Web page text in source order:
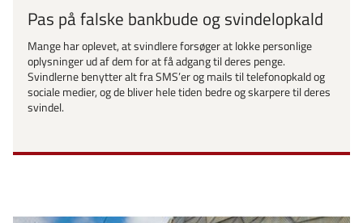
Pas på falske bankbude og svindelopkald
Mange har oplevet, at svindlere forsøger at lokke personlige
oplysninger ud af dem for at få adgang til deres penge.
Svindlerne benytter alt fra SMS’er og mails til telefonopkald og
sociale medier, og de bliver hele tiden bedre og skarpere til deres
svindel.